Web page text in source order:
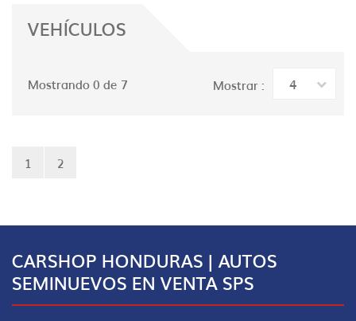
VEHÍCULOS
Mostrando 0 de 7 Mostrar : 4
1 2
CARSHOP HONDURAS | AUTOS
SEMINUEVOS EN VENTA SPS